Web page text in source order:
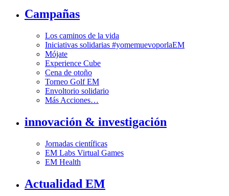
Campañas
Los caminos de la vida
Iniciativas solidarias #yomemuevoporlaEM
Mójate
Experience Cube
Cena de otoño
Torneo Golf EM
Envoltorio solidario
Más Acciones…
innovación & investigación
Jornadas científicas
EM Labs Virtual Games
EM Health
Actualidad EM